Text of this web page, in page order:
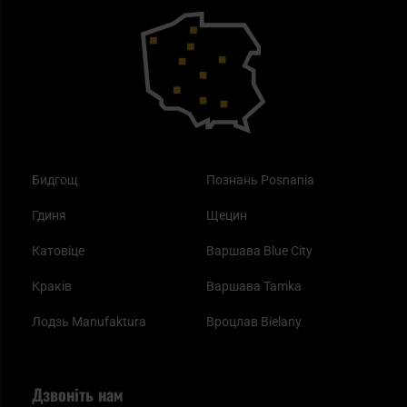
Бидгощ
Гдиня
Катовіце
Краків
Лодзь Manufaktura
Познань Posnania
Щецин
Варшава Blue City
Варшава Tamka
Вроцлав Bielany
Як працює маска від смогу?
Найкращі спальні мішки на осінь
Дзвоніть нам